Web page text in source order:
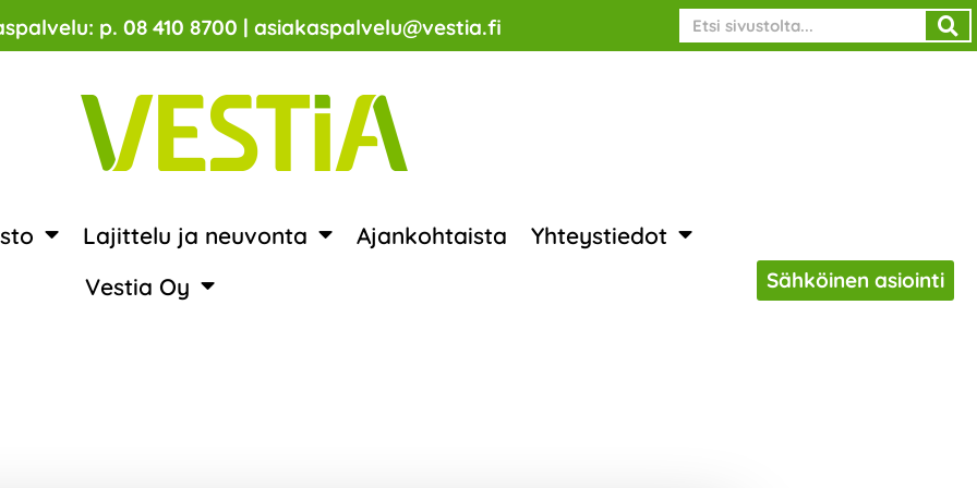
p. 08 410 8700 | asiakaspalvelu@vestia.fi Search
Lajittelu ja neuvonta Ajankohtaista
Yhteystiedot
Vestia Oy
Sähköinen asiointi